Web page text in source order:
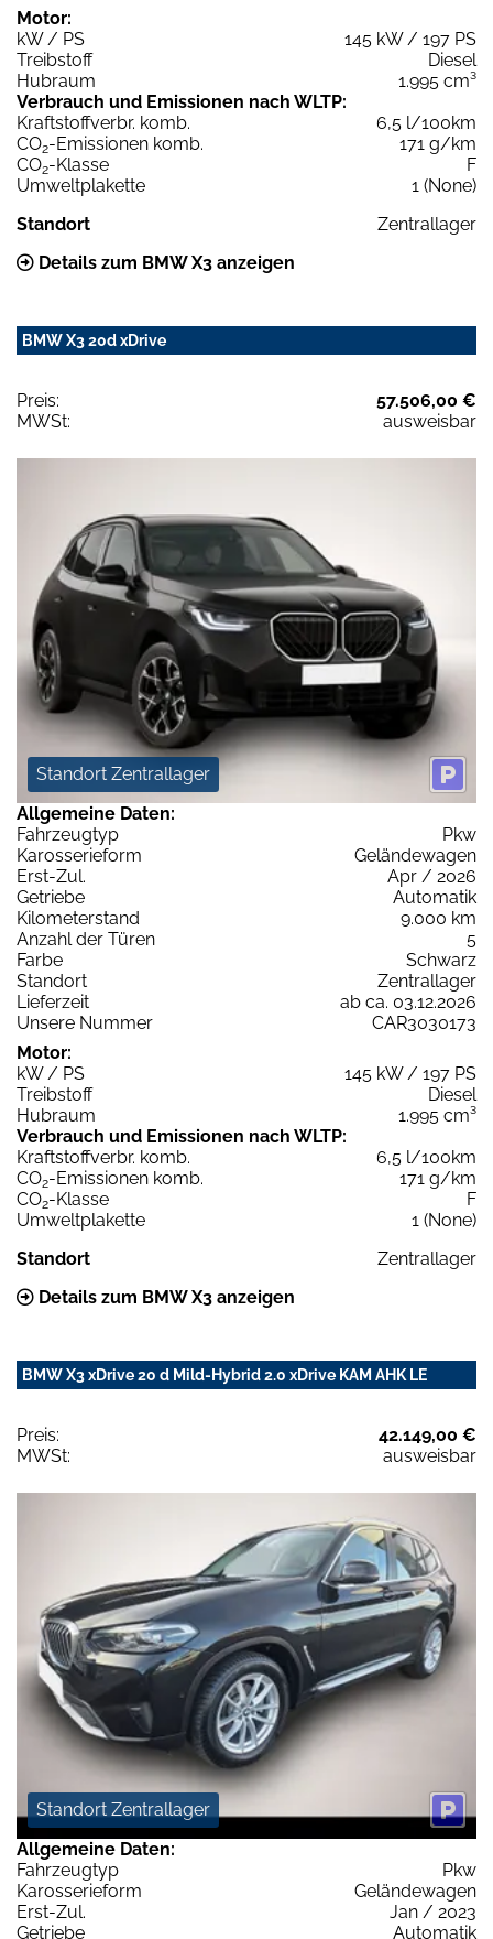
Motor:
kW / PS
145 kW / 197 PS
Treibstoff
Diesel
Hubraum
1.995 cm³
Verbrauch und Emissionen nach WLTP:
Kraftstoffverbr. komb.
6,5 l/100km
CO2-Emissionen komb.
171 g/km
CO2-Klasse
F
Umweltplakette
1 (None)
Standort
Zentrallager
Details zum BMW X3 anzeigen
BMW X3 20d xDrive
Preis:
57.506,00 €
MWSt:
ausweisbar
Standort Zentrallager
Allgemeine Daten:
Fahrzeugtyp
Pkw
Karosserieform
Geländewagen
Erst-Zul.
Apr / 2026
Getriebe
Automatik
Kilometerstand
9.000 km
Anzahl der Türen
5
Farbe
Schwarz
Standort
Zentrallager
Lieferzeit
ab ca. 03.12.2026
Unsere Nummer
CAR3030173
Motor:
kW / PS
145 kW / 197 PS
Treibstoff
Diesel
Hubraum
1.995 cm³
Verbrauch und Emissionen nach WLTP:
Kraftstoffverbr. komb.
6,5 l/100km
CO2-Emissionen komb.
171 g/km
CO2-Klasse
F
Umweltplakette
1 (None)
Standort
Zentrallager
Details zum BMW X3 anzeigen
BMW X3 xDrive 20 d Mild-Hybrid 2.0 xDrive KAM AHK LE
Preis:
42.149,00 €
MWSt:
ausweisbar
Standort Zentrallager
Allgemeine Daten:
Fahrzeugtyp
Pkw
Karosserieform
Geländewagen
Erst-Zul.
Jan / 2023
Getriebe
Automatik